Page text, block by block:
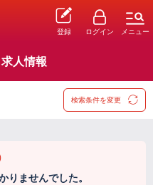
登録 ログイン メニュー
人情報
検索条件を変更
りませんでした。